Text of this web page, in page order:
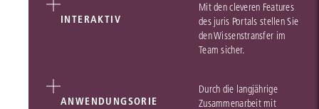
INTERAKTIV
Mit den cleveren Features
des juris Portals stellen Sie
den Wissenstransfer im
Team sicher.
ANWENDUNGSORIE
Durch die langjährige
Zusammenarbeit mit